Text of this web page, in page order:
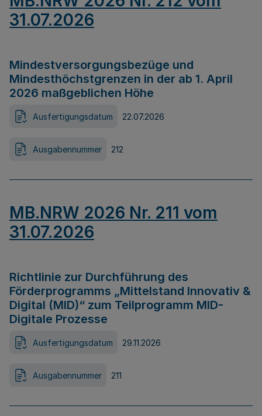
31.07.2026
Mindestversorgungsbezüge und
Mindesthöchstgrenzen in der ab 1. April
2026 maßgeblichen Höhe
Ausfertigungsdatum 22.07.2026
Ausgabennummer 212
MB.NRW 2026 Nr. 211 vom
31.07.2026
Richtlinie zur Durchführung des
Förderprogramms „Mittelstand Innovativ &
Digital (MID)“ zum Teilprogramm MID-
Digitale Prozesse
Ausfertigungsdatum 29.11.2026
Ausgabennummer 211